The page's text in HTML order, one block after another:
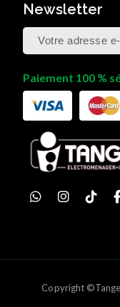
Newsletter
Paiement 100 %
Copyright